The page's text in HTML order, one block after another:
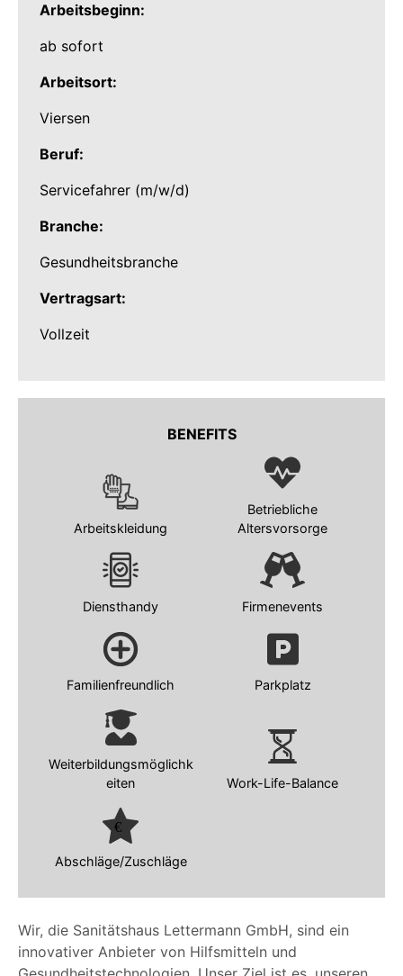
Wir, die Sanitätshaus Lettermann GmbH, sind ein
innovativer Anbieter von Hilfsmitteln und
Arbeitsbeginn:
ab sofort
Arbeitsort:
Viersen
Beruf:
Servicefahrer (m/w/d)
Branche:
Gesundheitsbranche
Vertragsart:
Vollzeit
BENEFITS
Arbeitskleidung
Betriebliche
Altersvorsorge
Diensthandy Firmenevents
Familienfreundlich Parkplatz
Weiterbildungsmöglichk
eiten
Work-Life-Balance
Abschläge/Zuschläge